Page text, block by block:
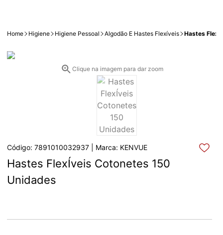
Home Higiene Higiene Pessoal Algodão E Hastes Flexíveis Hastes
Clique na imagem para dar zoom
Código: 7891010032937 | Marca: KENVUE
Hastes FlexÍveis Cotonetes 150
Unidades